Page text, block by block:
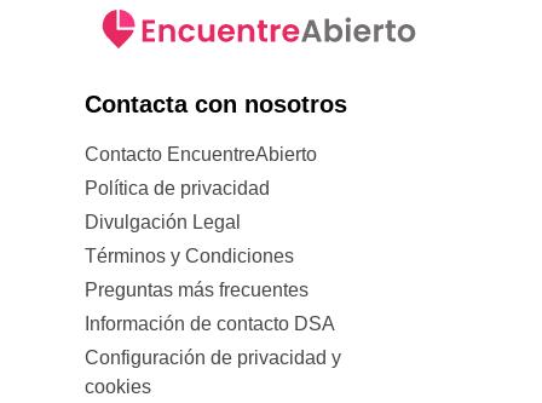
Contacta con nosotros
Contacto EncuentreAbierto
Política de privacidad
Divulgación Legal
Términos y Condiciones
Preguntas más frecuentes
Información de contacto DSA
Configuración de privacidad y
cookies